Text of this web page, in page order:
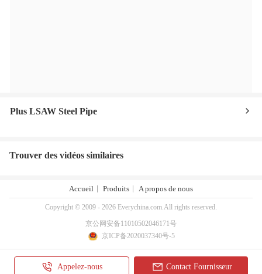
Plus LSAW Steel Pipe
Trouver des vidéos similaires
Appelez-nous Contact Fournisseur
Accueil Produits A propos de nous
Copyright © 2009 - 2026 Everychina.com.All rights reserved.
京公网安备11010502046171号
京ICP备2020037340号-5